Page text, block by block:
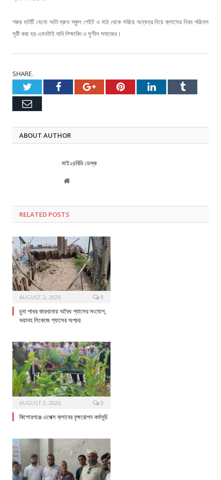
গরুর হাটটি যেনো অতি দ্রুত স্কুল গেইট ও মাঠ থেকে সরিয়ে অন্যত্র নিয়ে ক্লাসের নিরব পরিবেশ
সৃষ্টি করা হয় এমনটাই দাবি শিক্ষাবিদ ও সুশীল সমাজের।
SHARE.
TwitterFacebookGoogle+PinterestLinkedInTumblr
Email
ABOUT AUTHOR
মাই২৪বিডি ডেস্ক
Website
RELATED POSTS
AUGUST 2, 2026 0
চুনা পাথর কারখানায় অবৈধ গ্যাসের সংযোগ,
ভয়াবহ লিকেজে গ্যাসের অপচয়
AUGUST 2, 2026 0
কিশোরগঞ্জে এপেক্স ক্লাবের বৃক্ষরোপন কর্মসূচি